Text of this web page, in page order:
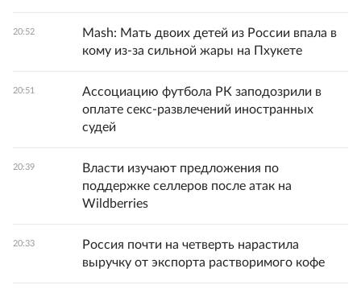
20:52
Mash: Мать двоих детей из России впала в
кому из-за сильной жары на Пхукете
20:51
Ассоциацию футбола РК заподозрили в
оплате секс-развлечений иностранных
судей
20:39
Власти изучают предложения по
поддержке селлеров после атак на
Wildberries
20:33
Россия почти на четверть нарастила
выручку от экспорта растворимого кофе